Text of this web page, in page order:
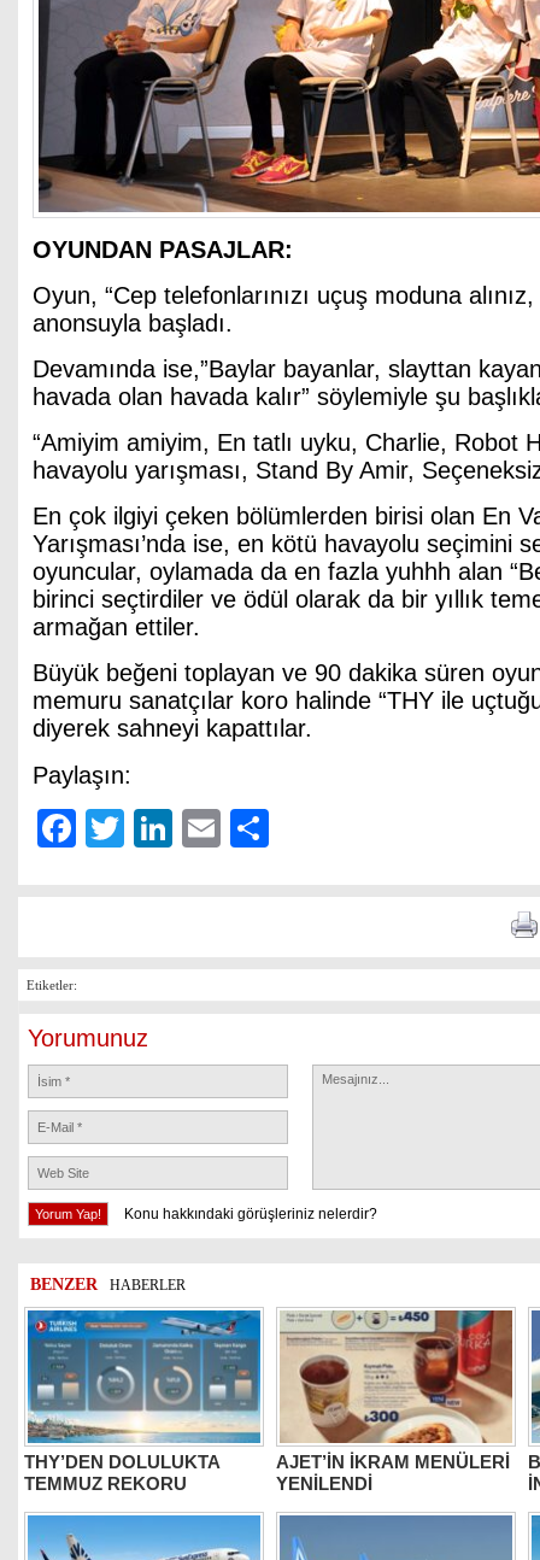
OYUNDAN PASAJLAR:
Oyun, “Cep telefonlarınızı uçuş moduna
anonsuyla başladı.
Devamında ise,”Baylar bayanlar, slayttan
havada olan havada kalır” söylemiyle şu
“Amiyim amiyim, En tatlı uyku, Charlie, Robot
havayolu yarışması, Stand By Amir,
En çok ilgiyi çeken bölümlerden birisi olan En
Yarışması’nda ise, en kötü havayolu seçimini
oyuncular, oylamada da en fazla yuhhh alan
birinci seçtirdiler ve ödül olarak da bir yıllık
armağan ettiler.
Büyük beğeni toplayan ve 90 dakika süren
memuru sanatçılar koro halinde “THY ile
diyerek sahneyi kapattılar.
Paylaşın:
Facebook
TwitterLinkedIn
Email
Etiketler:
Yorumunuz
Konu hakkındaki görüşleriniz nelerdir?
BENZER HABERLER
THY’DEN DOLULUKTA
TEMMUZ REKORU
AJET’İN İKRAM MENÜLERİ
YENİLENDİ